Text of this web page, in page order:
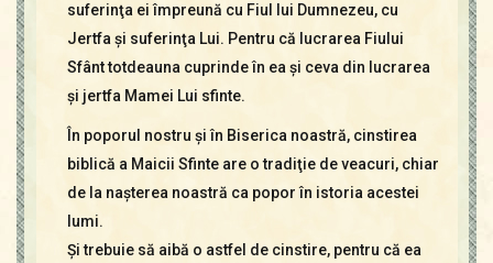
suferinţa ei împreună cu Fiul lui Dumnezeu, cu
Jertfa şi suferinţa Lui. Pentru că lucrarea Fiului
Sfânt totdeauna cuprinde în ea şi ceva din lucrarea
şi jertfa Mamei Lui sfinte.
În poporul nostru şi în Biserica noastră, cinstirea
biblică a Maicii Sfinte are o tradiţie de veacuri, chiar
de la naşterea noastră ca popor în istoria acestei
lumi.
Şi trebuie să aibă o astfel de cinstire, pentru că ea